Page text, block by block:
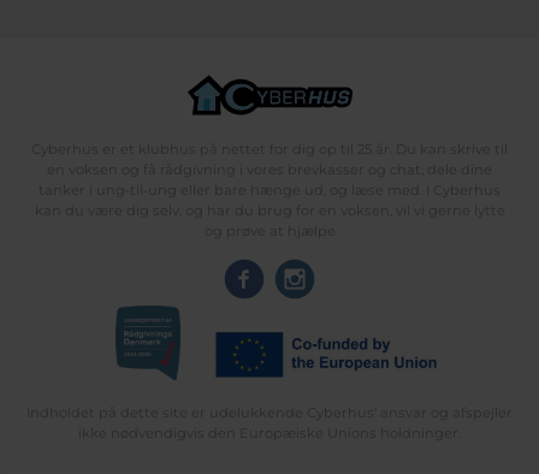
Cyberhus er et klubhus på nettet for dig op til 25 år. Du kan skrive til
en voksen og få rådgivning i vores brevkasser og chat, dele dine
tanker i ung-til-ung eller bare hænge ud, og læse med. I Cyberhus
kan du være dig selv, og har du brug for en voksen, vil vi gerne lytte
og prøve at hjælpe
Indholdet på dette site er udelukkende Cyberhus' ansvar og afspejler
ikke nødvendigvis den Europæiske Unions holdninger.